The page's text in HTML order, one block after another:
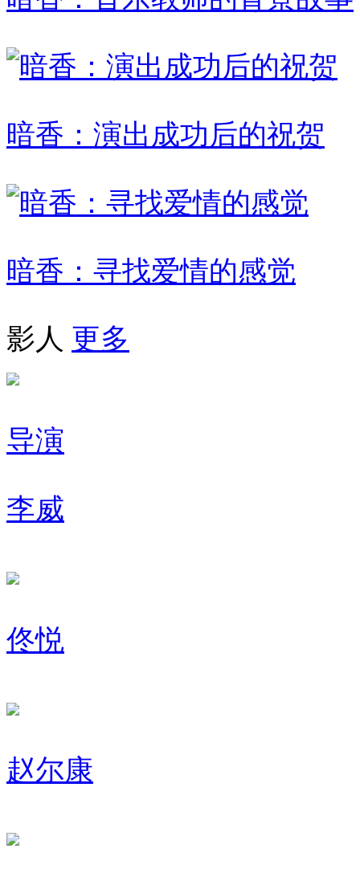
暗香：演出成功后的祝贺
暗香：寻找爱情的感觉
影人 更多
导演
李威
佟悦
赵尔康